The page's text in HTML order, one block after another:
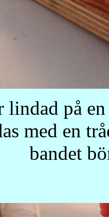
lindad på
med en
bandet